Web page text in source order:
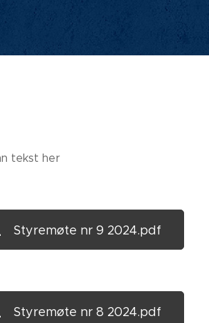
tekst her
Styremøte nr 9 2024.pdf
Styremøte nr 8 2024.pdf